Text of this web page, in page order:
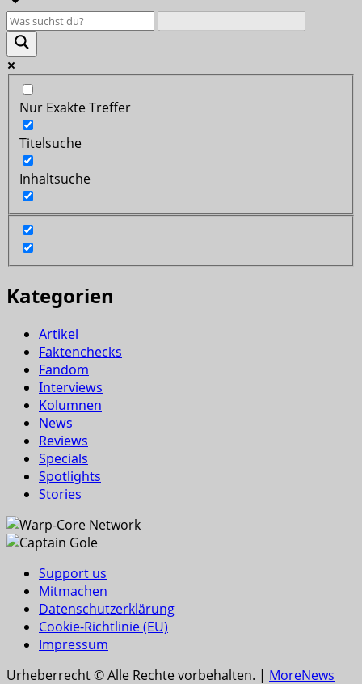
Nur Exakte Treffer
Titelsuche
Inhaltsuche
Kategorien
Artikel
Faktenchecks
Fandom
Interviews
Kolumnen
News
Reviews
Specials
Spotlights
Stories
Support us
Mitmachen
Datenschutzerklärung
Cookie-Richtlinie (EU)
Impressum
Urheberrecht © Alle Rechte vorbehalten. | MoreNews